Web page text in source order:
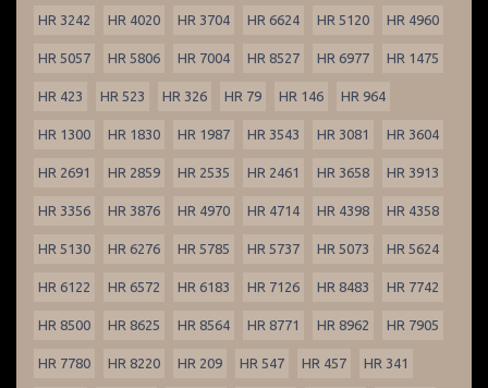
HR 3242 HR 4020 HR 3704 HR 6624 HR 5120 HR 4960
HR 5057 HR 5806 HR 7004 HR 8527 HR 6977 HR 1475
HR 423 HR 523 HR 326 HR 79 HR 146 HR 964
HR 1300 HR 1830 HR 1987 HR 3543 HR 3081 HR 3604
HR 2691 HR 2859 HR 2535 HR 2461 HR 3658 HR 3913
HR 3356 HR 3876 HR 4970 HR 4714 HR 4398 HR 4358
HR 5130 HR 6276 HR 5785 HR 5737 HR 5073 HR 5624
HR 6122 HR 6572 HR 6183 HR 7126 HR 8483 HR 7742
HR 8500 HR 8625 HR 8564 HR 8771 HR 8962 HR 7905
HR 7780 HR 8220 HR 209 HR 547 HR 457 HR 341